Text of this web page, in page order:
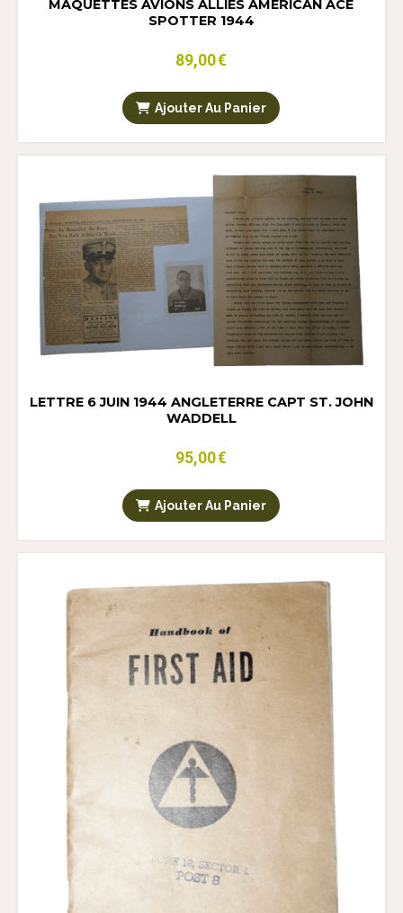
MAQUETTES AVIONS ALLIES AMERICAN ACE
SPOTTER 1944
89,00€
Ajouter Au Panier
LETTRE 6 JUIN 1944 ANGLETERRE CAPT ST. JOHN
WADDELL
95,00€
Ajouter Au Panier